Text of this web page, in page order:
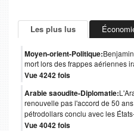
Les plus lus
Moyen-orient-Politique:
mort lors des frappes aériennes
Vue 4242 fois
Arabie saoudite-Diplomatie:
renouvelle pas l'accord de 50
pétrodollars conclu avec les
Vue 4042 fois